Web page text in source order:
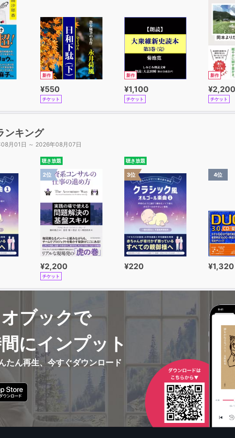
新作
¥550
チケット
新作
¥1,100
チケット
新作
¥2,200
チケット
ンキング
月01日 ～ 2026年08月07日
聴き放題
2位
¥2,200
チケット
聴き放題
3位
¥220
4位
¥1,320
ブックで
にインプット
たん再生、今すぐダウンロード